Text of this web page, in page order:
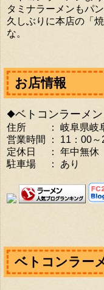
タミナラーメンもパ
久しぶりに本店の「
な。
お店情報
◆ベトコンラーメ
住所 ： 岐阜県岐阜
営業時間 ： 11：00
定休日 ： 年中無休
駐車場 ： あり
ベトコンラー